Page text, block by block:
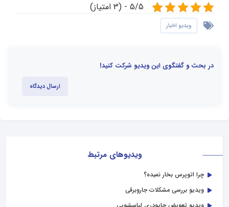
ویدیوهای مرتبط
چرا اتوپرس بخار نمیده؟
ویدیو بررسی مشکلات جاروبرقی
5/5 - (3 امتیاز)
ویدیو اخبار
در بحث و گفتگوی این ویدیو شرکت کنید!
ارسال دیدگاه